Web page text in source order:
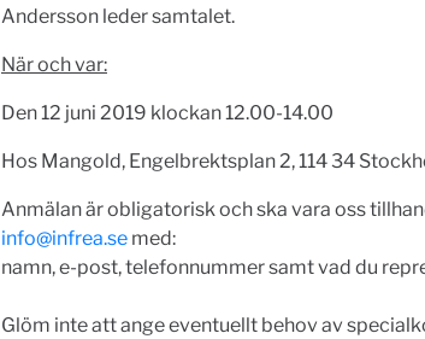
Andersson leder samtalet.
När och var:
Den 12 juni 2019 klockan 12.00-14.00
Hos Mangold, Engelbrektsplan 2, 114 34
Anmälan är obligatorisk och ska vara oss
info@infrea.se med:
namn, e-post, telefonnummer samt vad du
Glöm inte att ange eventuellt behov av